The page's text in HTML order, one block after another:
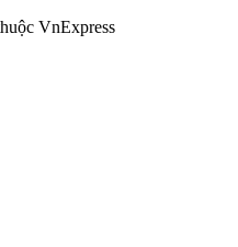
VnExpress